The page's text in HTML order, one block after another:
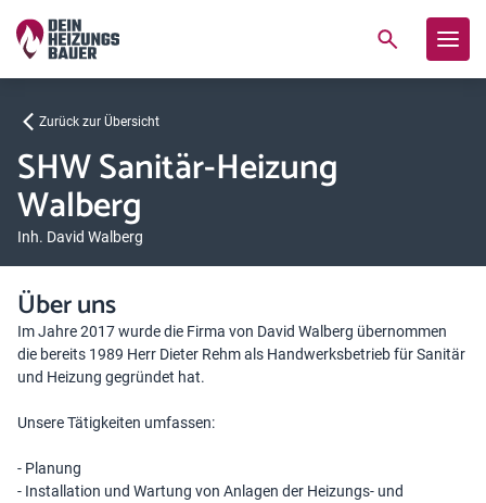
Zurück zur Übersicht
SHW Sanitär-Heizung
Walberg
Inh. David Walberg
Über uns
Im Jahre 2017 wurde die Firma von David Walberg übernommen
die bereits 1989 Herr Dieter Rehm als Handwerksbetrieb für Sanitär
und Heizung gegründet hat.
Unsere Tätigkeiten umfassen:
- Planung
- Installation und Wartung von Anlagen der Heizungs- und